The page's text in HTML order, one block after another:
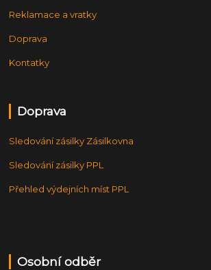
Reklamace a vratky
Doprava
Kontatky
Doprava
Sledování zásilky Zásilkovna
Sledování zásilky PPL
Přehled výdejních míst PPL
Osobní odběr